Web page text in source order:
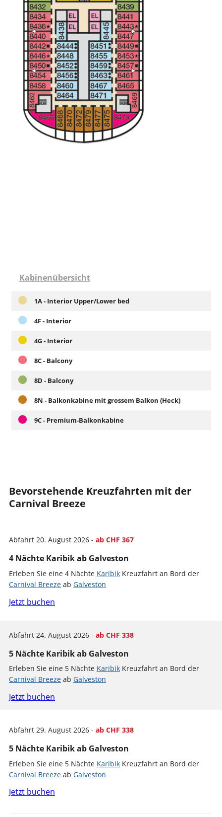
Kabinenübersicht
1A - Interior Upper/Lower bed
4F - Interior
4G - Interior
8C - Balcony
8D - Balcony
8N - Balkonkabine mit grossem Balkon (Heck)
9C - Premium-Balkonkabine
Bevorstehende Kreuzfahrten mit der
Carnival Breeze
Abfahrt 20. August 2026 - ab CHF 367
4 Nächte Karibik ab Galveston
Erleben Sie eine 4 Nächte KaribikKreuzfahrt an Bord der
Carnival Breezeab Galveston
Jetzt buchen
Abfahrt 24. August 2026 - ab CHF 338
5 Nächte Karibik ab Galveston
Erleben Sie eine 5 Nächte KaribikKreuzfahrt an Bord der
Carnival Breezeab Galveston
Jetzt buchen
Abfahrt 29. August 2026 - ab CHF 338
5 Nächte Karibik ab Galveston
Erleben Sie eine 5 Nächte KaribikKreuzfahrt an Bord der
Carnival Breezeab Galveston
Jetzt buchen